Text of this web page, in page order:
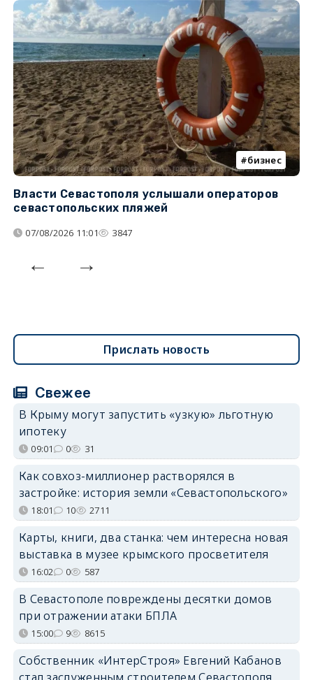
бизнес
Власти Севастополя услышали операторов
севастопольских пляжей
07/08/2026 11:01 3847
Прислать новость
Свежее
В Крыму могут запустить «узкую» льготную
ипотеку
09:01 0 31
Как совхоз-миллионер растворялся в
застройке: история земли «Севастопольского»
18:01 10 2711
Карты, книги, два станка: чем интересна новая
выставка в музее крымского просветителя
16:02 0 587
В Севастополе повреждены десятки домов
при отражении атаки БПЛА
15:00 9 8615
Собственник «ИнтерСтроя» Евгений Кабанов